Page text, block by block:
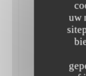
uw